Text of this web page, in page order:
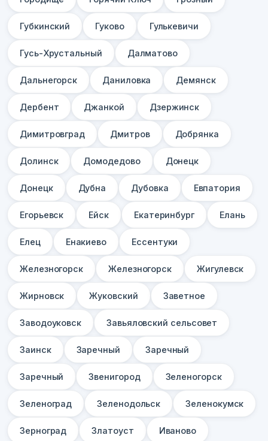
Губкинский Гуково Гулькевичи
Гусь-Хрустальный Далматово
Дальнегорск Даниловка Демянск
Дербент Джанкой Дзержинск
Димитровград Дмитров Добрянка
Долинск Домодедово Донецк
Донецк Дубна Дубовка Евпатория
Егорьевск Ейск Екатеринбург Елань
Елец Енакиево Ессентуки
Железногорск Железногорск Жигулевск
Жирновск Жуковский Заветное
Заводоуковск Завьяловский сельсовет
Заинск Заречный Заречный
Заречный Звенигород Зеленогорск
Зеленоград Зеленодольск Зеленокумск
Зерноград Златоуст Иваново